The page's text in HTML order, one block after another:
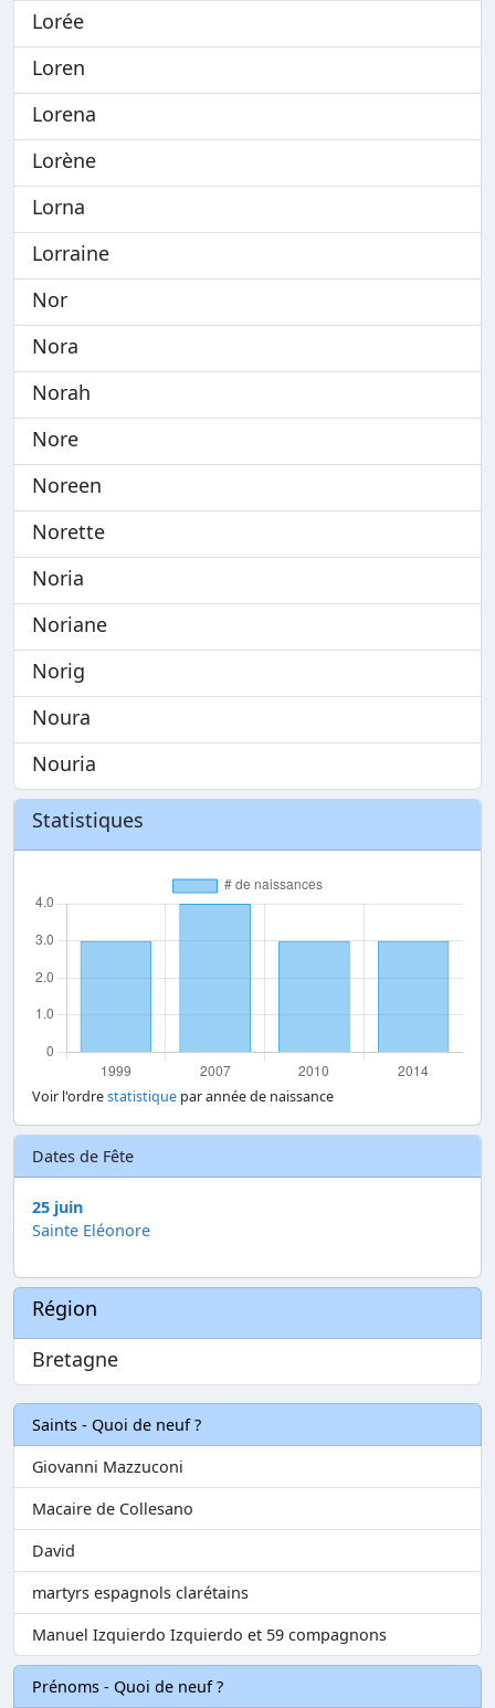
Lorée
Loren
Lorena
Lorène
Lorna
Lorraine
Nor
Nora
Norah
Nore
Noreen
Norette
Noria
Noriane
Norig
Noura
Nouria
Statistiques
Voir l'ordrestatistique par année de naissance
Dates de Fête
25 juin
Sainte Eléonore
Région
Bretagne
Saints - Quoi de neuf ?
Giovanni Mazzuconi
Macaire de Collesano
David
martyrs espagnols clarétains
Manuel Izquierdo Izquierdo et 59 compagnons
Prénoms - Quoi de neuf ?